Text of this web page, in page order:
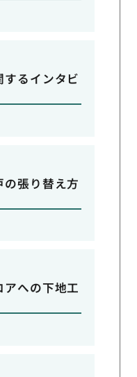
るインタビ
張り替え方
への下地工